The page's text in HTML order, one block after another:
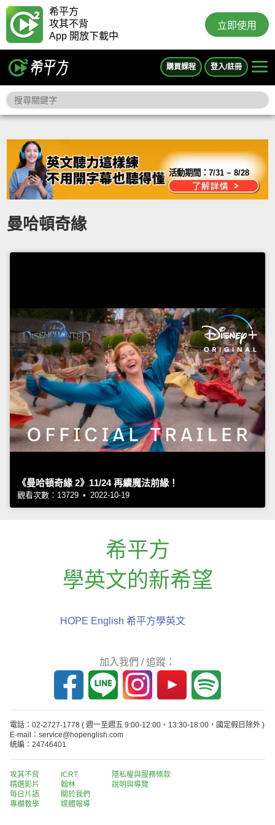
希平方
攻其不背
App 開放下載中
立即使用
購買課程 登入/註冊
活動期間：7/31 ~ 8/28
曼哈頓奇緣
《曼哈頓奇緣 2》11/24 再續魔法前緣！
觀看次數：13729 • 2022-10-19
希平方
學英文的新希望
HOPE English 希平方學英文
加入我們 / 追蹤：
電話：02-2727-1778 ( 週一至週五 9:00-12:00、13:30-18:00，國定假日除外 )
E-mail：service@hopenglish.com
統編：24746401
攻其不背
精選影片
每日片語
專欄教學
ICRT
翰林
關於我們
媒體報導
隱私權與服務條款
說明與導覽